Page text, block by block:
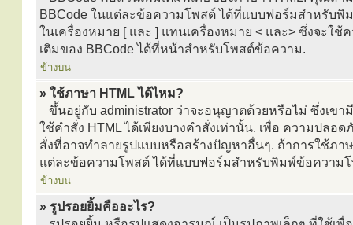
BBCode ในแต่ละข้อความโพสต์ ได้ที่แบบฟอร์มสำหรับพิ
ในเครื่องหมาย [ และ ] แทนเครื่องหมาย < และ> ซึ่งจะ
เติมของ BBCode ได้ที่หน้าสำหรับโพสต์ข้อความ.
ข้างบน
» ใช้ภาษา HTML ได้ไหม?
ขึ้นอยู่กับ administrator ว่าจะอนุญาตด้วยหรือไม่ ซึ่งเ
ใช้คำสั่ง HTML ได้เพียงบางคำสั่งเท่านั้น. เพื่อ ความปล
สั่งที่อาจทำลายรูปแบบหรือสร้างปัญหาอื่นๆ. ถ้าการใช้ภา
แต่ละข้อความโพสต์ ได้ที่แบบฟอร์มสำหรับพิมพ์ข้อความ
ข้างบน
» รูปรอยยิ้มคืออะไร?